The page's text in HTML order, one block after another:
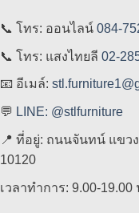
📞 โทร: ออนไลน์ 084-
📞 โทร: แสงไทยลี 02-
📧อีเมล์:
💬 LINE: @stlfurniture
📍 ที่อยู่: ถนนจันทน์ แขว
10120
เวลาทำการ: 9.00-19.00